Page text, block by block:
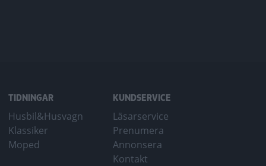
TIDNINGAR
Husbil&Husvagn
Klassiker
Moped
KUNDSERVICE
Läsarservice
Prenumera
Annonsera
Kontakt